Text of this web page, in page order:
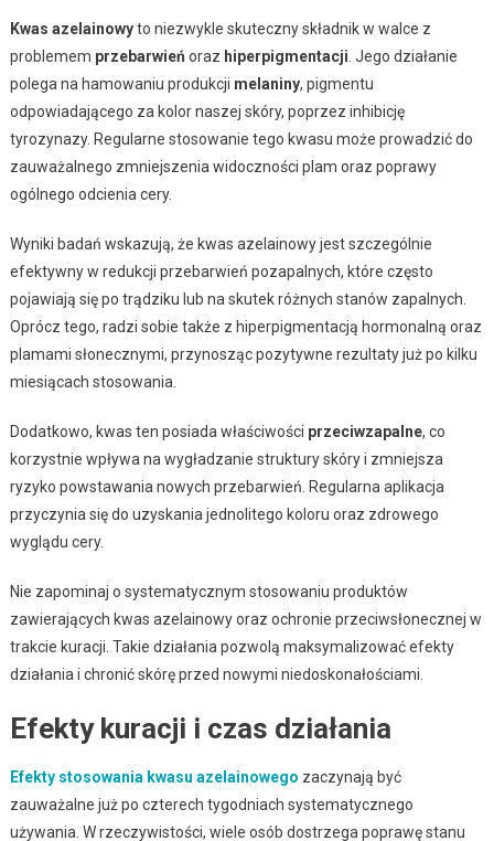
Kwas azelainowyto niezwykle skuteczny składnik w walce z
problemem przebarwień oraz hiperpigmentacji . Jego działanie
polega na hamowaniu produkcji melaniny, pigmentu
odpowiadającego za kolor naszej skóry, poprzez inhibicję
tyrozynazy. Regularne stosowanie tego kwasu może prowadzić do
zauważalnego zmniejszenia widoczności plam oraz poprawy
ogólnego odcienia cery.
Wyniki badań wskazują, że kwas azelainowy jest szczególnie
efektywny w redukcji przebarwień pozapalnych, które często
pojawiają się po trądziku lub na skutek różnych stanów zapalnych.
Oprócz tego, radzi sobie także z hiperpigmentacją hormonalną oraz
plamami słonecznymi, przynosząc pozytywne rezultaty już po kilku
miesiącach stosowania.
Dodatkowo, kwas ten posiada właściwości przeciwzapalne, co
korzystnie wpływa na wygładzanie struktury skóry i zmniejsza
ryzyko powstawania nowych przebarwień. Regularna aplikacja
przyczynia się do uzyskania jednolitego koloru oraz zdrowego
wyglądu cery.
Nie zapominaj o systematycznym stosowaniu produktów
zawierających kwas azelainowy oraz ochronie przeciwsłonecznej w
trakcie kuracji. Takie działania pozwolą maksymalizować efekty
działania i chronić skórę przed nowymi niedoskonałościami.
Efekty kuracji i czas działania
Efekty stosowania kwasu azelainowego zaczynają być
zauważalne już po czterech tygodniach systematycznego
używania. W rzeczywistości, wiele osób dostrzega poprawę stanu